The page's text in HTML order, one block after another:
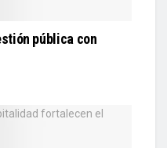
pública con